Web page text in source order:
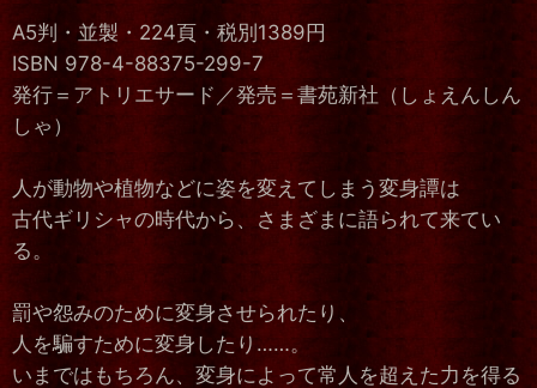
A5判・並製・224頁・税別1389円
ISBN 978-4-88375-299-7
発行＝アトリエサード／発売＝書苑新社（しょえんしん
しゃ）
人が動物や植物などに姿を変えてしまう変身譚は
古代ギリシャの時代から、さまざまに語られて来てい
る。
罰や怨みのために変身させられたり、
人を騙すために変身したり……。
いまではもちろん、変身によって常人を超えた力を得る